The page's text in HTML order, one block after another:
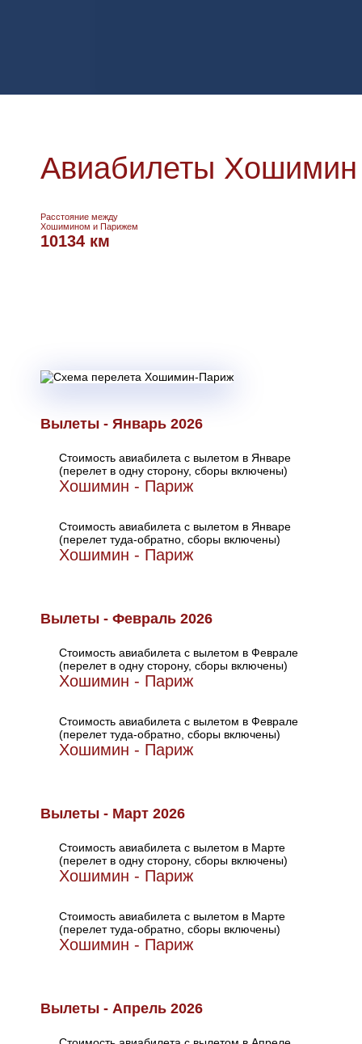
Авиабилеты
Расстояние между
Хошимином и Парижем
10134 км
Вылеты - Январь 2026
Стоимость авиабилета с вылетом в Январе
(перелет в одну сторону, сборы включены)
Хошимин - Париж
Стоимость авиабилета с вылетом в Январе
(перелет туда-обратно, сборы включены)
Хошимин - Париж
Вылеты - Февраль 2026
Стоимость авиабилета с вылетом в Феврале
(перелет в одну сторону, сборы включены)
Хошимин - Париж
Стоимость авиабилета с вылетом в Феврале
(перелет туда-обратно, сборы включены)
Хошимин - Париж
Вылеты - Март 2026
Стоимость авиабилета с вылетом в Марте
(перелет в одну сторону, сборы включены)
Хошимин - Париж
Стоимость авиабилета с вылетом в Марте
(перелет туда-обратно, сборы включены)
Хошимин - Париж
Вылеты - Апрель 2026